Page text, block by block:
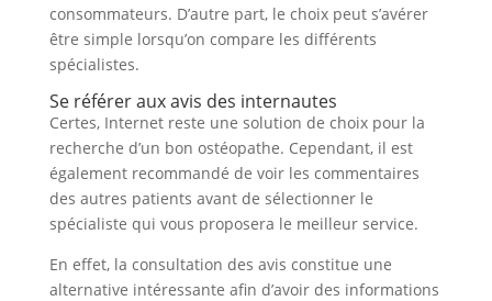
consommateurs. D’autre part, le choix peut s’avérer
être simple lorsqu’on compare les différents
spécialistes.
Se référer auxavis des internautes
Certes, Internet reste une solution de choix pour la
recherche d’un bon ostéopathe. Cependant, il est
également recommandé de voir les commentaires
des autres patients avant de sélectionner le
spécialiste qui vous proposera le meilleur service.
En effet, la consultation des avis constitue une
alternative intéressante afin d’avoir des informations